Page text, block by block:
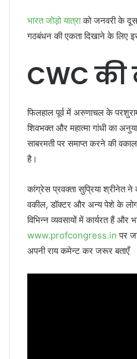
भारत जोड़ो यात्राको जनवरी के
गठबंधन की एकता दिखाने के लिए
CWC
फिलहाल पूर्व में अरुणाचल के
शिवभक्त और महात्मा गांधी का
साबरमती पर समाप्त करने की
है।
कांग्रेस प्रवक्ता सुप्रिया श्रीनेत
वकील, डॉक्टर और अन्य पेशे के लोग
विभिन्न व्यवसायों में कार्यरत हैं
www.profcongress.in पर
अपनी राय कमेन्ट कर जरूर बताएँ